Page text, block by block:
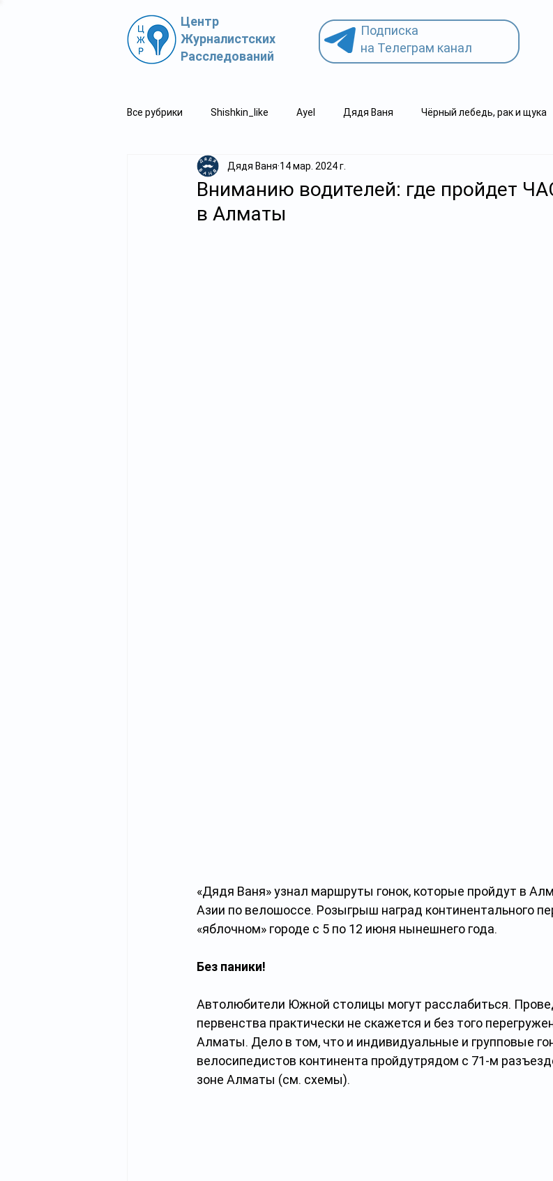
Центр
Журналистских
Расследований
Подписка
на Телеграм канал
Все рубрики Shishkin_like Ayel Дядя Ваня Чёрный лебедь, рак и щука
Политпросвет.kz Свидетель.kz
Вниманию водителей: где пройдет
в Алматы
Дядя Ваня 14 мар. 2024 г.
«Дядя Ваня» узнал маршруты гонок, которые пройдут в
Азии по велошоссе. Розыгрыш наград континентального
«яблочном» городе с 5 по 12 июня нынешнего года.
Без паники!
Автолюбители Южной столицы могут расслабиться.
первенства практически не скажется и без того
Алматы. Дело в том, что и индивидуальные и групповые
велосипедистов континента пройдутрядом с 71-м
зоне Алматы (см. схемы).